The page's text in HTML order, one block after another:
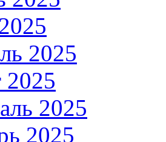
2025
2025
2025